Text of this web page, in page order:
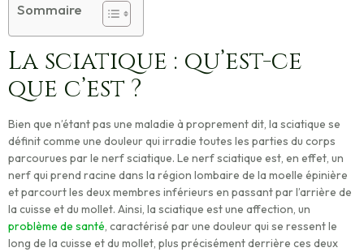
Sommaire
La sciatique : qu’est-ce
que c’est ?
Bien que n’étant pas une maladie à proprement dit, la sciatique se
définit comme une douleur qui irradie toutes les parties du corps
parcourues par le nerf sciatique. Le nerf sciatique est, en effet, un
nerf qui prend racine dans la région lombaire de la moelle épinière
et parcourt les deux membres inférieurs en passant par l’arrière de
la cuisse et du mollet. Ainsi, la sciatique est une affection, un
problème de santé, caractérisé par une douleur qui se ressent le
long de la cuisse et du mollet, plus précisément derrière ces deux